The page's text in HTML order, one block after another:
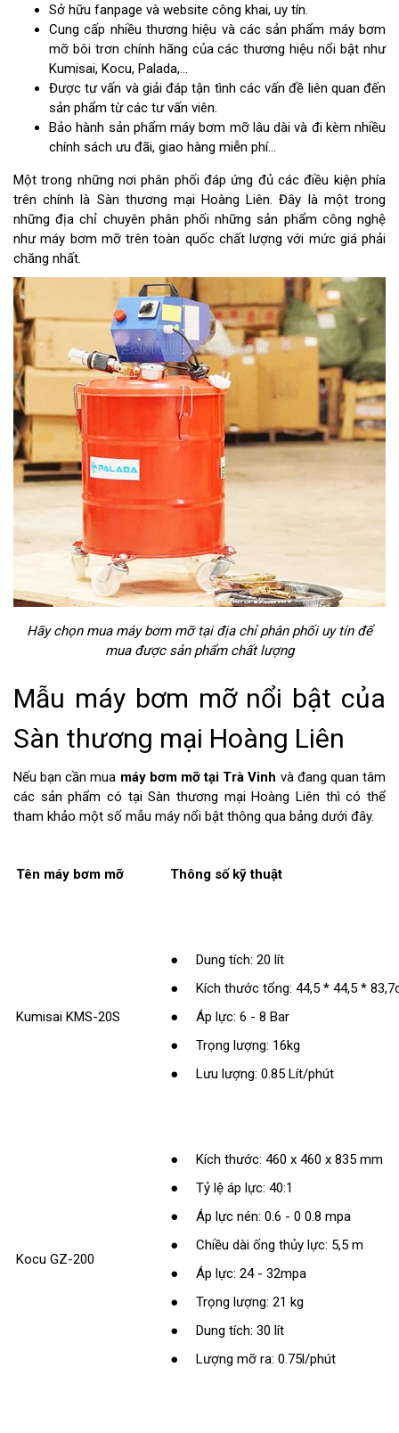
Sở hữu fanpage và website công khai, uy tín.
Cung cấp nhiều thương hiệu và các sản phẩm máy bơm
mỡ bôi trơn chính hãng của các thương hiệu nổi bật như
Kumisai, Kocu, Palada,...
Được tư vấn và giải đáp tận tình các vấn đề liên quan đến
sản phẩm từ các tư vấn viên.
Bảo hành sản phẩm máy bơm mỡ lâu dài và đi kèm nhiều
chính sách ưu đãi, giao hàng miễn phí…
Một trong những nơi phân phối đáp ứng đủ các điều kiện phía
trên chính là Sàn thương mại Hoàng Liên. Đây là một trong
những địa chỉ chuyên phân phối những sản phẩm công nghệ
như máy bơm mỡ trên toàn quốc chất lượng với mức giá phải
chăng nhất.
Hãy chọn mua máy bơm mỡ tại địa chỉ phân phối uy tín để
mua được sản phẩm chất lượng
Mẫu máy bơm mỡ nổi bật của
Sàn thương mại Hoàng Liên
Nếu bạn cần mua máy bơm mỡ tại Trà Vinh và đang quan tâm
các sản phẩm có tại Sàn thương mại Hoàng Liên thì có thể
tham khảo một số mẫu máy nổi bật thông qua bảng dưới đây.
Tên máy bơm mỡ Thông số kỹ thuật
Kumisai KMS-20S
● Dung tích: 20 lít
● Kích thước tổng: 44,5 * 44,5 *
● Áp lực: 6 - 8 Bar
● Trọng lượng: 16kg
● Lưu lượng: 0.85 Lít/phút
Kocu GZ-200
● Kích thước: 460 x 460 x 835 mm
● Tỷ lệ áp lực: 40:1
● Áp lực nén: 0.6 - 0 0.8 mpa
● Chiều dài ống thủy lực: 5,5 m
● Áp lực: 24 - 32mpa
● Trọng lượng: 21 kg
● Dung tích: 30 lít
● Lượng mỡ ra: 0.75l/phút